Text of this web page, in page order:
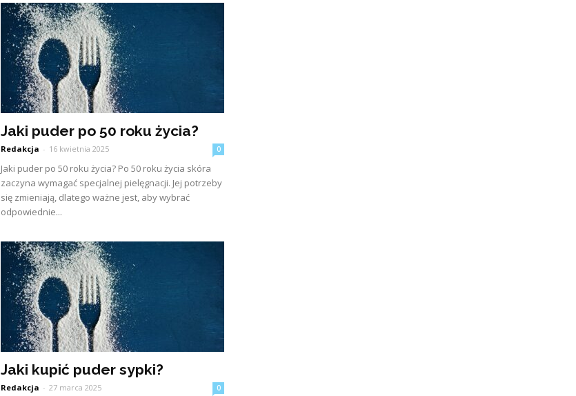
Jaki puder po 50 roku życia?
Redakcja - 16 kwietnia 2025 0
Jaki puder po 50 roku życia? Po 50 roku życia skóra
zaczyna wymagać specjalnej pielęgnacji. Jej potrzeby
się zmieniają, dlatego ważne jest, aby wybrać
odpowiednie...
Jaki kupić puder sypki?
Redakcja - 27 marca 2025 0